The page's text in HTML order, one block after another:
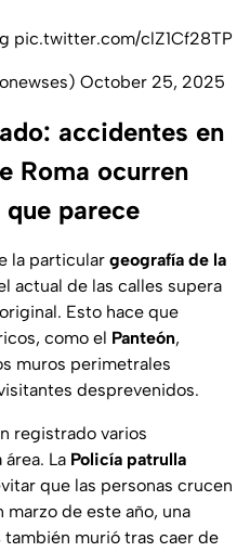
pic.twitter.com/clZ1Cf28TP
October 25, 2025
accidentes en
Roma ocurren
parece
la particular geografía de la
actual de las calles supera
Esto hace que
como el Panteón,
muros perimetrales
desprevenidos.
registrado varios
La Policía patrulla
que las personas crucen
de este año, una
también murió tras caer de